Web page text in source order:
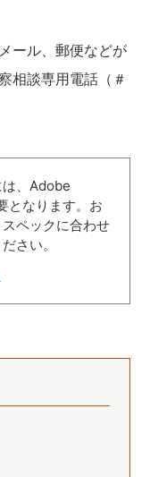
ール、郵便などが
相談専用電話（＃
、Adobe
となります。お
ペックに合わせ
さい。